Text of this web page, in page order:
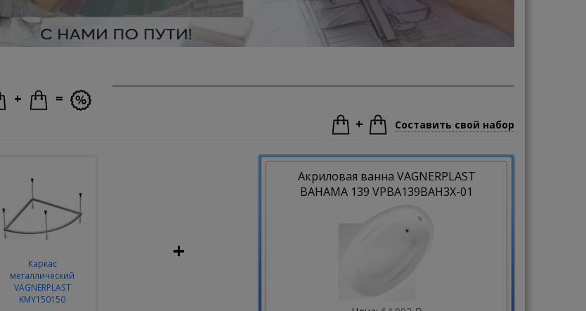
+
=
+ Составить свой набор
Каркас
металлический
VAGNERPLAST
KMY150150
+
Акриловая ванна VAGNERPLAST
BAHAMA 139 VPBA139BAH3X-01